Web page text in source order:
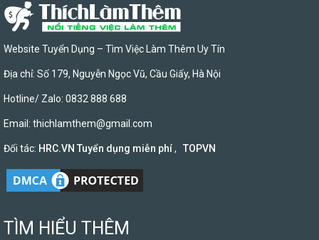
Website Tuyển Dụng – Tìm Việc Làm Thêm Uy Tín
Địa chỉ: Số 179, Nguyễn Ngọc Vũ, Cầu Giấy, Hà Nội
Hotline/ Zalo: 0832 888 688
Email: thichlamthem@gmail.com
Đối tác: HRC.VN Tuyển dụng miễn phí, TOPVN
TÌM HIỂU THÊM